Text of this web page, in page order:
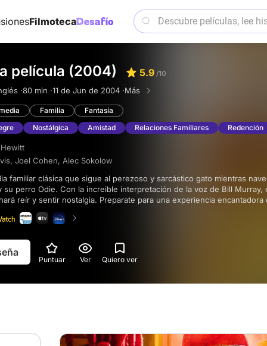
Filmoteca
película (2004) 5.9 /10
·80 min ·11 de Jun de 2004 ·Más
Familia
Fantasía
Nostálgica Amistad Relaciones Familiares Redención
, Joel Cohen, Alec Sokolow
perro Odie. Con la increible interpretación de la voz de Bill Murray,
reír y sentir nostalgia. Preparate para una experiencia encantadora
de este icónico gato de cómic.
Puntuar Ver Quiero ver